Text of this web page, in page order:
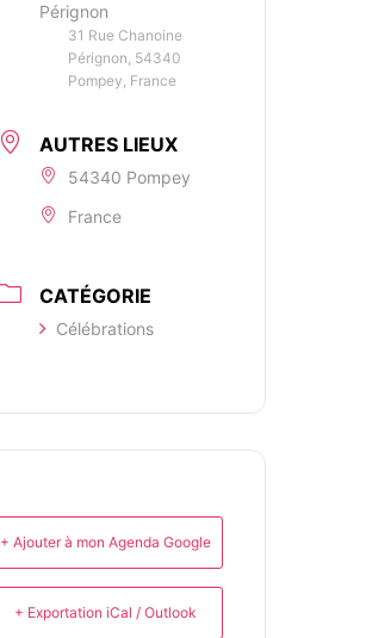
Pérignon
31 Rue Chanoine
Pérignon, 54340
Pompey, France
AUTRES LIEUX
54340 Pompey
France
CATÉGORIE
Célébrations
+ Ajouter à mon Agenda Google
+ Exportation iCal / Outlook